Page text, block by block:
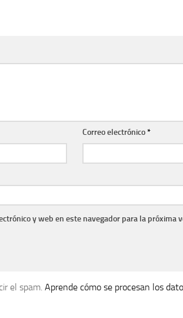
Correo electrónico*
y web en este navegador para la próxima
el spam. Aprende cómo se procesan los